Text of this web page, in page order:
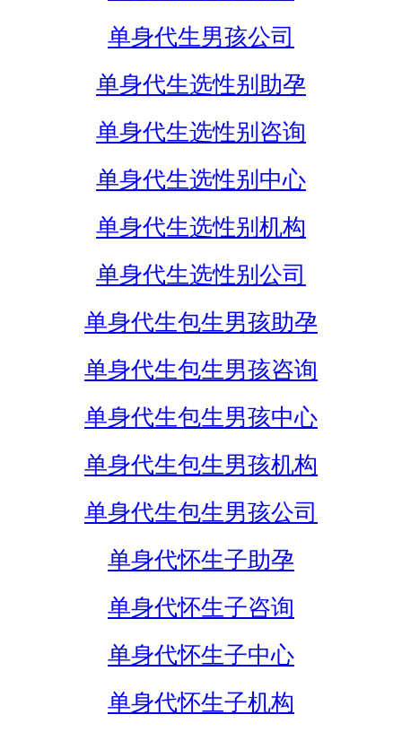
单身代生男孩公司
单身代生选性别助孕
单身代生选性别咨询
单身代生选性别中心
单身代生选性别机构
单身代生选性别公司
单身代生包生男孩助孕
单身代生包生男孩咨询
单身代生包生男孩中心
单身代生包生男孩机构
单身代生包生男孩公司
单身代怀生子助孕
单身代怀生子咨询
单身代怀生子中心
单身代怀生子机构